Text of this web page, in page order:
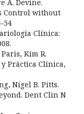
A. Devine.
Control without
Clínica:
Kim R.
Práctica Clínica,
Nigel B. Pitts.
Dent Clin N